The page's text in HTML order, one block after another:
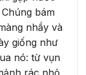
bám
nhầy và
giống như
nó: từ vụn
rác nhỏ